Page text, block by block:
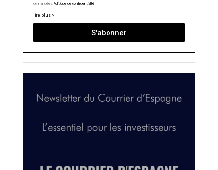
demandées.Politique de confidentialité
lire plus >
S'abonner